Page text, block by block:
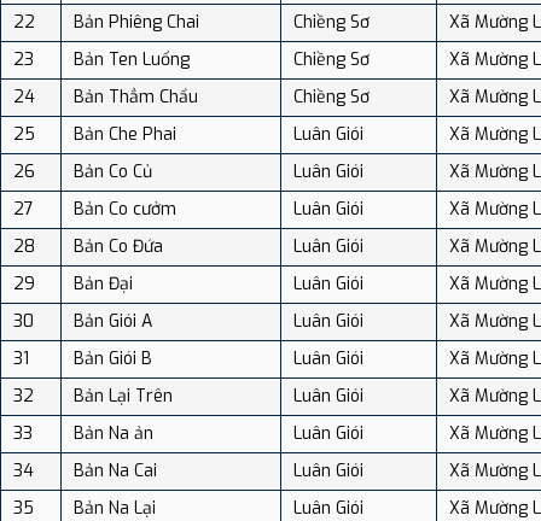
22
Bản Phiêng Chai Chiềng Sơ
Xã Mường
23
Bản Ten Luống Chiềng Sơ
Xã Mường
24
Bản Thẳm Chẩu Chiềng Sơ
Xã Mường
25
Bản Che Phai Luân Giói
Xã Mường
26
Bản Co Củ Luân Giói
Xã Mường
27
Bản Co cưởm Luân Giói
Xã Mường
28
Bản Co Đứa Luân Giói
Xã Mường
29
Bản Đại Luân Giói
Xã Mường
30
Bản Giói A Luân Giói
Xã Mường
31
Bản Giói B Luân Giói
Xã Mường
32
Bản Lại Trên Luân Giói
Xã Mường
33
Bản Na ản Luân Giói
Xã Mường
34
Bản Na Cai Luân Giói
Xã Mường
35
Bản Na Lại Luân Giói
Xã Mường